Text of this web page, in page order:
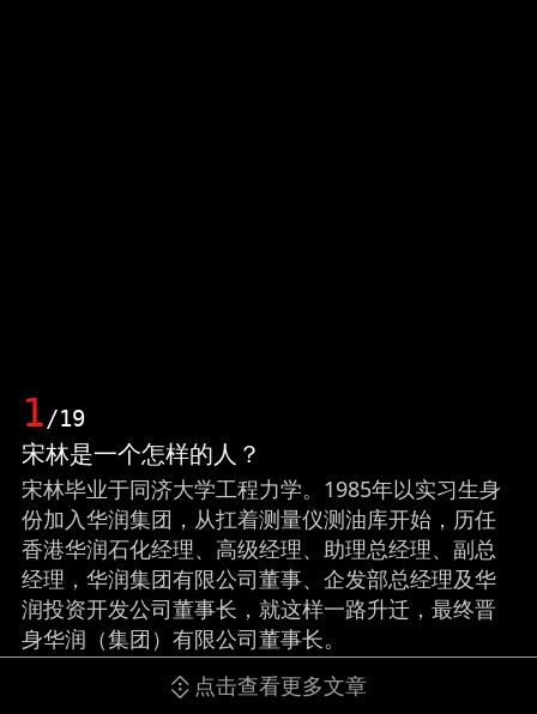
1/19
宋林是一个怎样的人？
宋林毕业于同济大学工程力学。1985年以实习生身
份加入华润集团，从扛着测量仪测油库开始，历任
香港华润石化经理、高级经理、助理总经理、副总
经理，华润集团有限公司董事、企发部总经理及华
润投资开发公司董事长，就这样一路升迁，最终晋
身华润（集团）有限公司董事长。
点击查看更多文章